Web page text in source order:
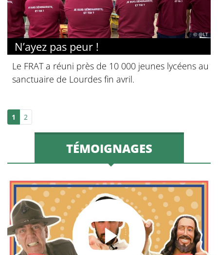
© @LT
N’ayez pas peur !
Le FRAT a réuni près de 10 000 jeunes lycéens au
sanctuaire de Lourdes fin avril.
1 2
TÉMOIGNAGES